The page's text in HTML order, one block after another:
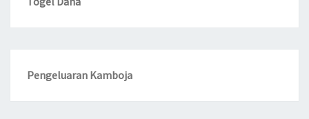
Pengeluaran Kamboja